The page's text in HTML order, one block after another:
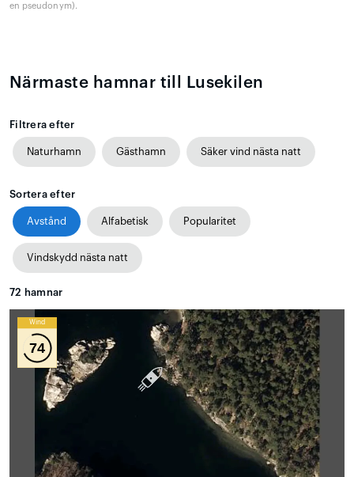
en pseudonym).
Närmaste hamnar till Lusekilen
Filtrera efter
Naturhamn Gästhamn Säker vind nästa natt
Sortera efter
Avstånd Alfabetisk Popularitet
Vindskydd nästa natt
72 hamnar
Wind
74